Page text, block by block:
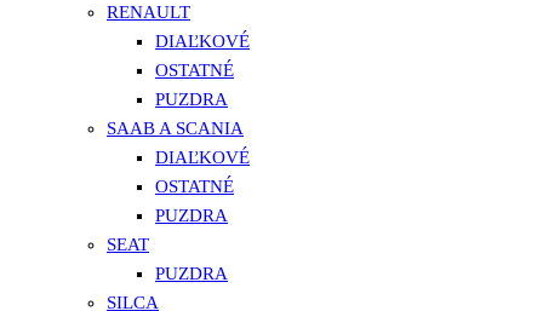
RENAULT
DIAĽKOVÉ
OSTATNÉ
PUZDRA
SAAB A SCANIA
DIAĽKOVÉ
OSTATNÉ
PUZDRA
SEAT
PUZDRA
SILCA